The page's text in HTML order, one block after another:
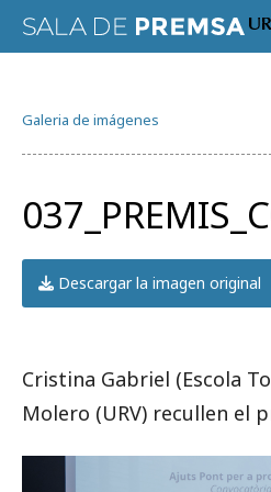
GALERÍA DE IMÁGENES
AGENDA URV
Prueba la
Galeria de imágenes
Descargar la imagen original
Cristina Gabriel (Escola
Molero (URV) recullen el